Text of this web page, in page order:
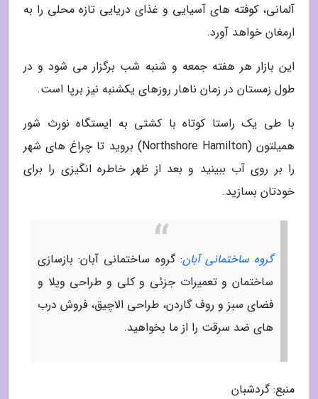
آلمانی، کوفته های آسیایی و غذای دریایی تازه محلی را به
ارمغان خواهد آورد.
این بازار هر هفته جمعه و شنبه شب برگزار می شود و در
طول زمستان در زمان ناهار روزهای یکشنبه نیز برپا است.
با طی یک راستا کوتاه با کشتی به ایستگاه نورث شور
همیلتون (Northshore Hamilton) بروید تا چراغ های شهر
را بر روی آب ببینید و بعد از ظهر خاطره انگیزی را برای
خودتان بسازید.
گروه ساختمانی آبان: گروه ساختمانی آبان: بازسازی
ساختمان و تعمیرات جزئی و کلی و طراحی ویلا و
فضای سبز و روف گاردن، طراحی الاچیق، فروش درب
های ضد سرقت را از ما بخواهید.
منبع: گردشبان